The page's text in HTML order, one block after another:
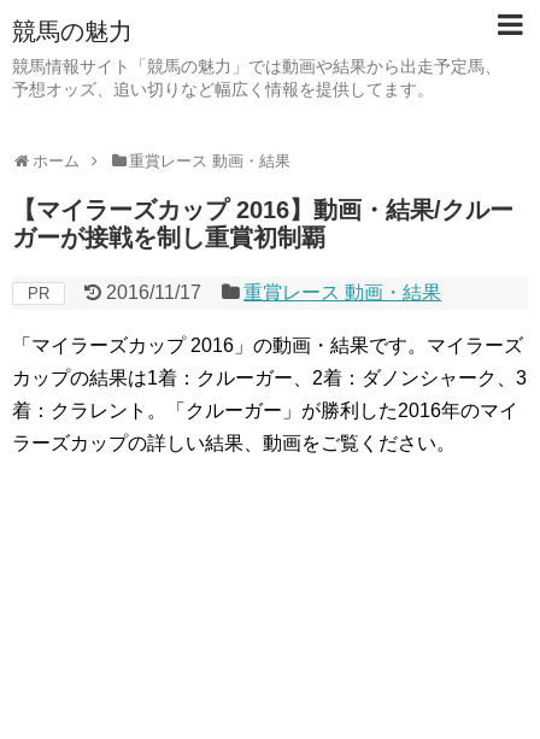
競馬の魅力
競馬情報サイト「競馬の魅力」では動画や結果から出走予定馬、
予想オッズ、追い切りなど幅広く情報を提供してます。
ホーム 重賞レース 動画・結果
【マイラーズカップ 2016】動画・結果/クルー
ガーが接戦を制し重賞初制覇
PR 2016/11/17 重賞レース 動画・結果
「マイラーズカップ 2016」の動画・結果です。マイラーズ
カップの結果は1着：クルーガー、2着：ダノンシャーク、3
着：クラレント。「クルーガー」が勝利した2016年のマイ
ラーズカップの詳しい結果、動画をご覧ください。